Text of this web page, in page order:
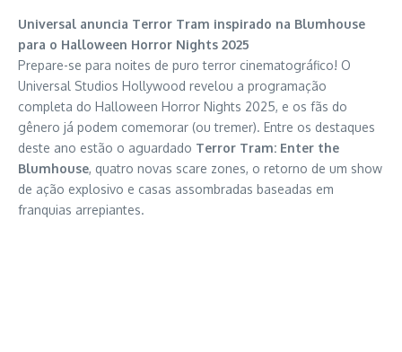
Universal anuncia Terror Tram inspirado na Blumhouse
para o Halloween Horror Nights 2025
Prepare-se para noites de puro terror cinematográfico! O
Universal Studios Hollywood revelou a programação
completa do Halloween Horror Nights 2025, e os fãs do
gênero já podem comemorar (ou tremer). Entre os destaques
deste ano estão o aguardado Terror Tram: Enter the
Blumhouse, quatro novas scare zones, o retorno de um show
de ação explosivo e casas assombradas baseadas em
franquias arrepiantes.